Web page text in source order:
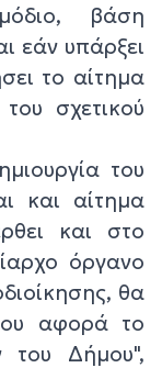
βάση
εάν υπάρξει
το αίτημα
σχετικού
του
και αίτημα
και στο
όργανο
θα
αφορά το
του Δήμου",